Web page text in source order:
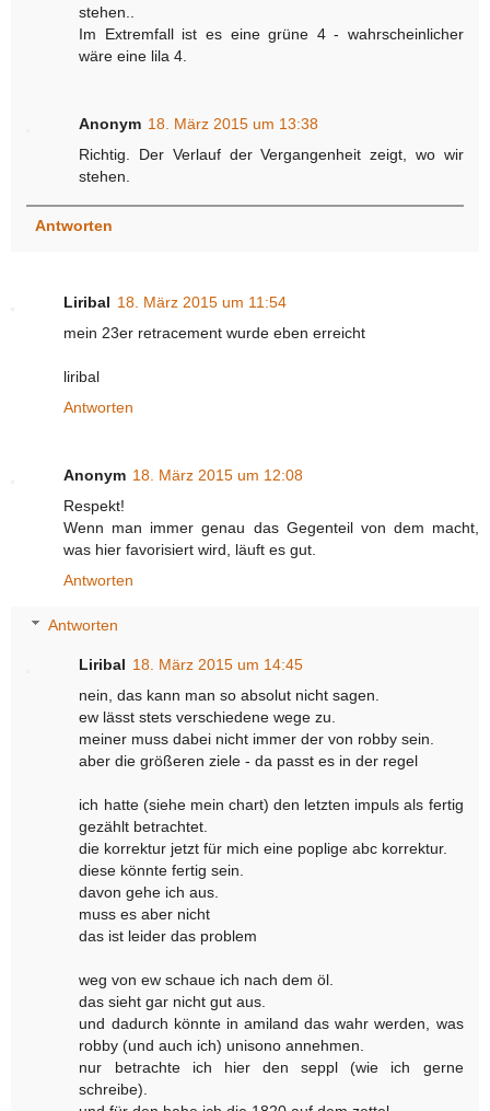
stehen..
Im Extremfall ist es eine grüne 4 - wahrscheinlicher
wäre eine lila 4.
Anonym 18. März 2015 um 13:38
Richtig. Der Verlauf der Vergangenheit zeigt, wo wir
stehen.
Antworten
Liribal 18. März 2015 um 11:54
mein 23er retracement wurde eben erreicht
liribal
Antworten
Anonym 18. März 2015 um 12:08
Respekt!
Wenn man immer genau das Gegenteil von dem macht,
was hier favorisiert wird, läuft es gut.
Antworten
Antworten
Liribal 18. März 2015 um 14:45
nein, das kann man so absolut nicht sagen.
ew lässt stets verschiedene wege zu.
meiner muss dabei nicht immer der von robby sein.
aber die größeren ziele - da passt es in der regel
ich hatte (siehe mein chart) den letzten impuls als fertig
gezählt betrachtet.
die korrektur jetzt für mich eine poplige abc korrektur.
diese könnte fertig sein.
davon gehe ich aus.
muss es aber nicht
das ist leider das problem
weg von ew schaue ich nach dem öl.
das sieht gar nicht gut aus.
und dadurch könnte in amiland das wahr werden, was
robby (und auch ich) unisono annehmen.
nur betrachte ich hier den seppl (wie ich gerne
schreibe).